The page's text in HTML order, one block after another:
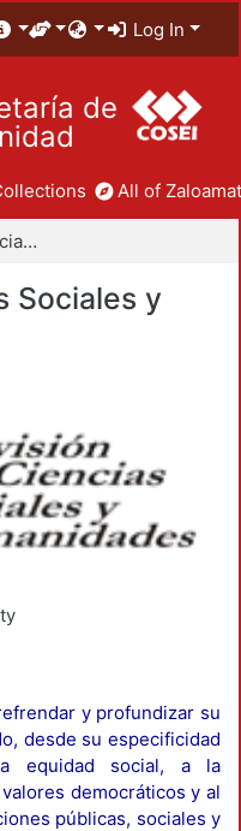
Log In
de
All of
División de Ciencias Sociales y Humanidades
Sociales y
y profundizar su
desde su especificidad
equidad social, a la
democráticos y al
públicas, sociales y